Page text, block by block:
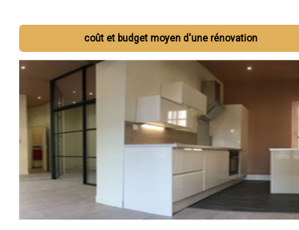
coût et budget moyen d'une rénovation